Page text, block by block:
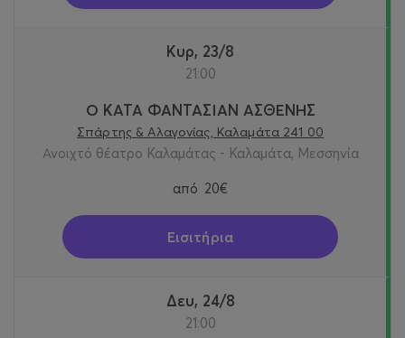
Κυρ, 23/8
21:00
Ο ΚΑΤΑ ΦΑΝΤΑΣΙΑΝ ΑΣΘΕΝΗΣ
Σπάρτης & Αλαγονίας, Καλαμάτα 241 00
Ανοιχτό θέατρο Καλαμάτας - Καλαμάτα, Μεσσηνία
από 20€
Εισιτήρια
Δευ, 24/8
21:00